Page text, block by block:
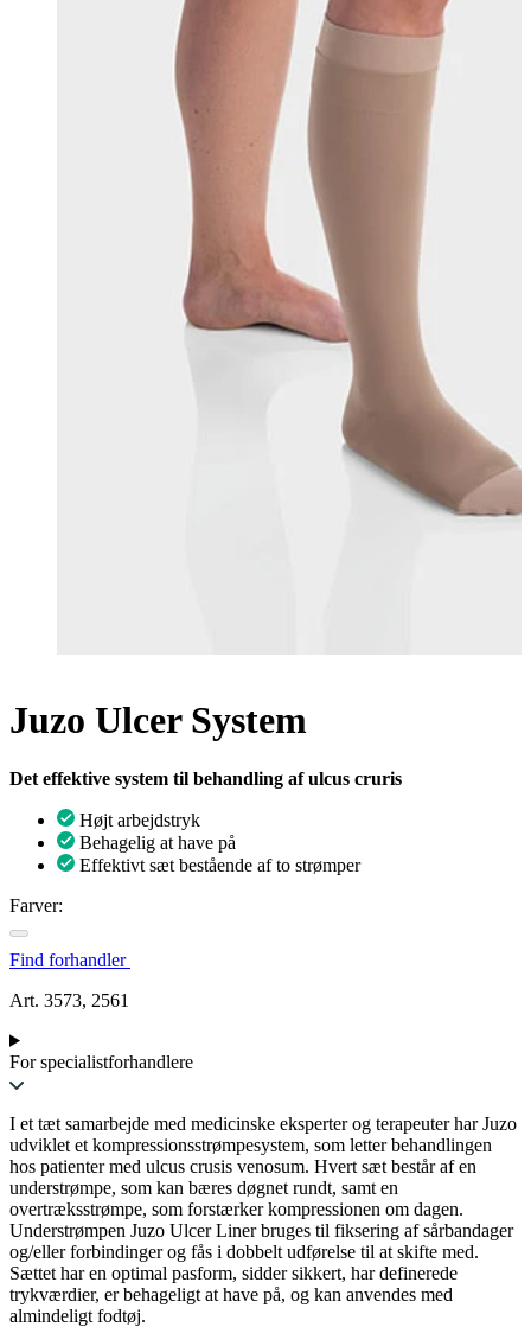
Juzo Ulcer System
Det effektive system til behandling af ulcus cruris
Højt arbejdstryk
Behagelig at have på
Effektivt sæt bestående af to strømper
Farver:
Find forhandler
Art. 3573, 2561
For specialistforhandlere
I et tæt samarbejde med medicinske eksperter og terapeuter har Juzo
udviklet et kompressionsstrømpesystem, som letter behandlingen
hos patienter med ulcus crusis venosum. Hvert sæt består af en
understrømpe, som kan bæres døgnet rundt, samt en
overtræksstrømpe, som forstærker kompressionen om dagen.
Understrømpen Juzo Ulcer Liner bruges til fiksering af sårbandager
og/eller forbindinger og fås i dobbelt udførelse til at skifte med.
Sættet har en optimal pasform, sidder sikkert, har definerede
trykværdier, er behageligt at have på, og kan anvendes med
almindeligt fodtøj.